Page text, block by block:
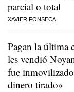
parcial o total
XAVIER FONSECA
Pagan la última
les vendió
fue
dinero tirado»